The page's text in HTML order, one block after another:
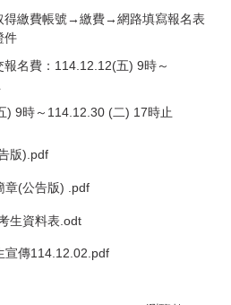
繳費帳號→繳費→網路填寫報名表
件
名費：114.12.12(五) 9時～
9時～114.12.30 (二) 17時止
版).pdf
章(公告版) .pdf
生資料表.odt
宣傳114.12.02.pdf